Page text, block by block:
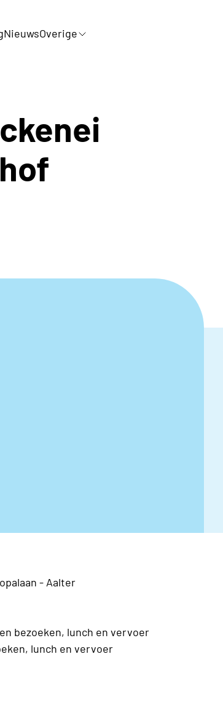
NieuwsOverige
- Aalter
bezoeken, lunch en vervoer
lunch en vervoer